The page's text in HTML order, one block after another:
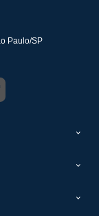
Paulo/SP